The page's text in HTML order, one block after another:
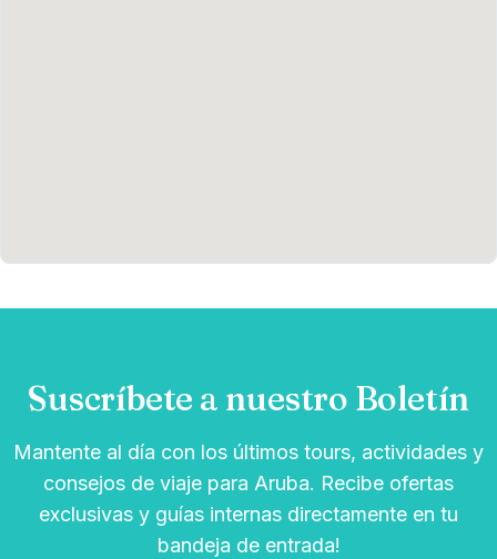
Suscríbete a nuestro Boletín
Mantente al día con los últimos tours, actividades y
consejos de viaje para Aruba. Recibe ofertas
exclusivas y guías internas directamente en tu
bandeja de entrada!